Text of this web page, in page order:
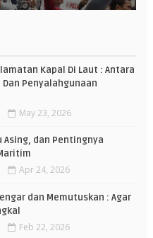
Kapal Di Laut : Antara
Penyalahgunaan
May 23, 2026
Asing, dan Pentingnya
Apr 24, 2026
dan Memutuskan : Agar
Feb 22, 2026